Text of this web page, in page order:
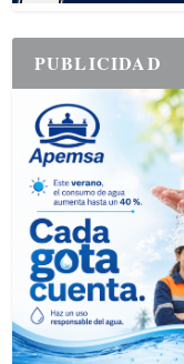
PUBLICIDAD